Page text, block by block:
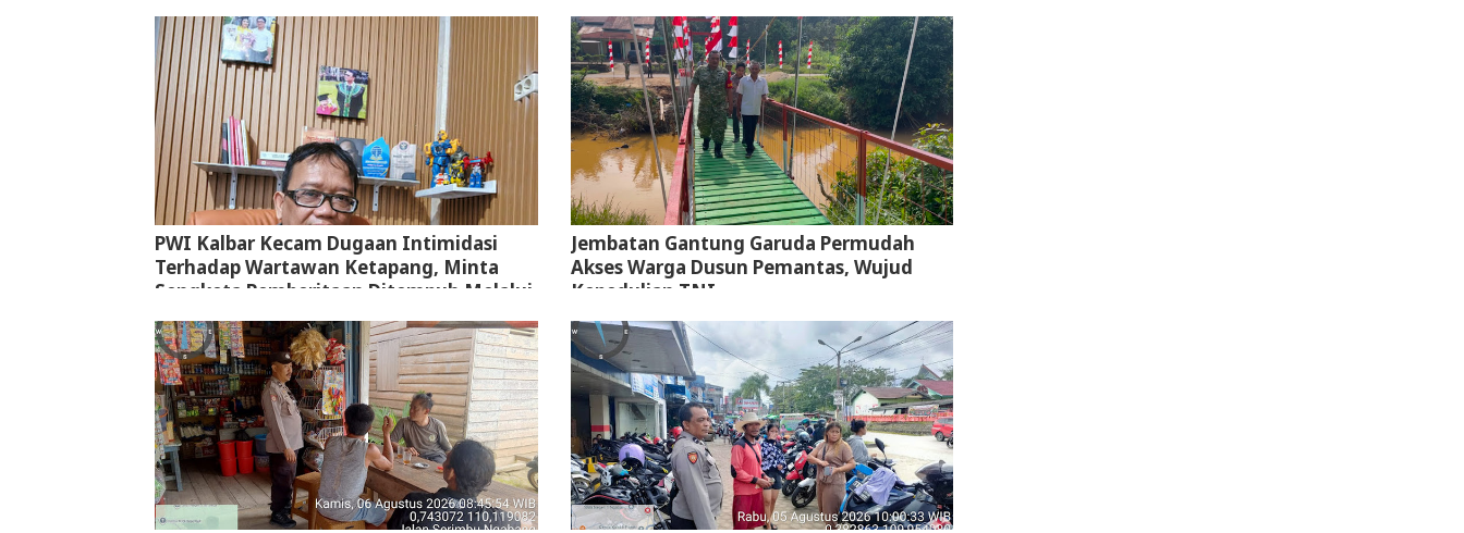
PWI Kalbar Kecam Dugaan Intimidasi
Terhadap Wartawan Ketapang, Minta
Sengketa Pemberitaan Ditempuh Melalui
Jalur Hukum
Jembatan Gantung Garuda Permudah
Akses Warga Dusun Pemantas, Wujud
Kepedulian TNI